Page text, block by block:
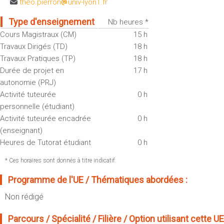
Sportives)
UFR FS (Chimie, Mathématique, Physique)
UFR Biosciences (Biologie, Biochimie)
GEP (Génie Electrique des Procédés - Département composante)
Informatique (Département Composante)
Mécanique (Département composante)
Plan et accès
OUTILS
Intranet des personnels
Moodle
Emploi du temps
Messagerie
Stage et emploi
Portefeuille d'Expériences et
de Compétences
theo.pierron
univ-lyon1.fr
Type d'enseignement
Nb heures *
Cours Magistraux (CM)
15 h
Travaux Dirigés (TD)
18 h
Travaux Pratiques (TP)
18 h
Durée de projet en
autonomie (PRJ)
17 h
Activité tuteurée
personnelle (étudiant)
0 h
Activité tuteurée encadrée
(enseignant)
0 h
Heures de Tutorat étudiant 0 h
* Ces horaires sont donnés à titre indicatif.
Programme de l'UE / Thématiques abordées :
Non rédigé
Parcours / Spécialité / Filière / Option utilisant cette UE